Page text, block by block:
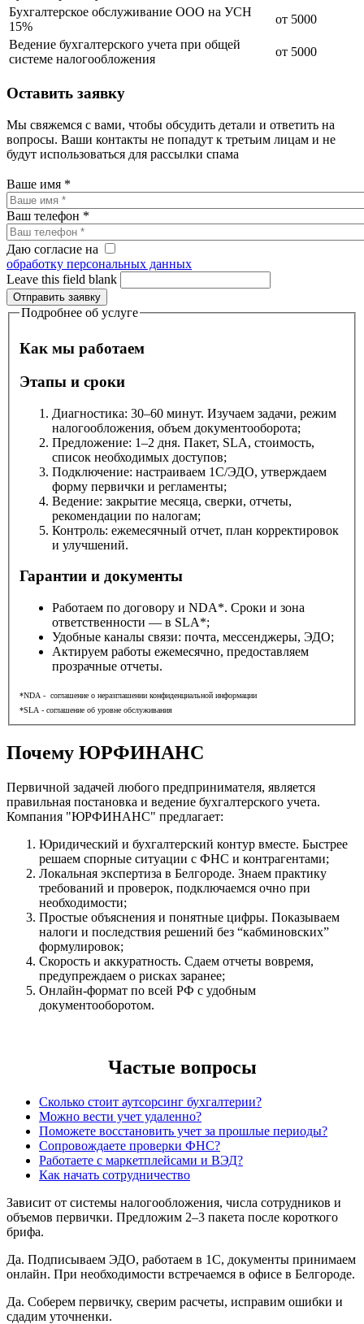
Бухгалтерское обслуживание ООО на УСН
15%
от 5000
Ведение бухгалтерского учета при общей
системе налогообложения
от 5000
Оставить заявку
Мы свяжемся с вами, чтобы обсудить детали и ответить на
вопросы. Ваши контакты не попадут к третьим лицам и не
будут использоваться для рассылки спама
Ваше имя *
Ваш телефон *
Даю согласие на
обработку персональных данных
Leave this field blank
Подробнее об услуге
Как мы работаем
Этапы и сроки
Диагностика: 30–60 минут. Изучаем задачи, режим
налогообложения, объем документооборота;
Предложение: 1–2 дня. Пакет, SLA, стоимость,
список необходимых доступов;
Подключение: настраиваем 1С/ЭДО, утверждаем
форму первички и регламенты;
Ведение: закрытие месяца, сверки, отчеты,
рекомендации по налогам;
Контроль: ежемесячный отчет, план корректировок
и улучшений.
Гарантии и документы
Работаем по договору и NDA*. Сроки и зона
ответственности — в SLA*;
Удобные каналы связи: почта, мессенджеры, ЭДО;
Актируем работы ежемесячно, предоставляем
прозрачные отчеты.
*NDA - соглашение о неразглашении конфиденциальной информации
*SLA - соглашение об уровне обслуживания
Почему ЮРФИНАНС
Первичной задачей любого предпринимателя, является
правильная постановка и ведение бухгалтерского учета.
Компания "ЮРФИНАНС" предлагает:
Юридический и бухгалтерский контур вместе. Быстрее
решаем спорные ситуации с ФНС и контрагентами;
Локальная экспертиза в Белгороде. Знаем практику
требований и проверок, подключаемся очно при
необходимости;
Простые объяснения и понятные цифры. Показываем
налоги и последствия решений без “кабминовских”
формулировок;
Скорость и аккуратность. Сдаем отчеты вовремя,
предупреждаем о рисках заранее;
Онлайн‑формат по всей РФ с удобным
документооборотом.
Частые вопросы
Сколько стоит аутсорсинг бухгалтерии?
Можно вести учет удаленно?
Поможете восстановить учет за прошлые периоды?
Сопровождаете проверки ФНС?
Работаете с маркетплейсами и ВЭД?
Как начать сотрудничество
Зависит от системы налогообложения, числа сотрудников и
объемов первички. Предложим 2–3 пакета после короткого
брифа.
Да. Подписываем ЭДО, работаем в 1С, документы принимаем
онлайн. При необходимости встречаемся в офисе в Белгороде.
Да. Соберем первичку, сверим расчеты, исправим ошибки и
сдадим уточненки.